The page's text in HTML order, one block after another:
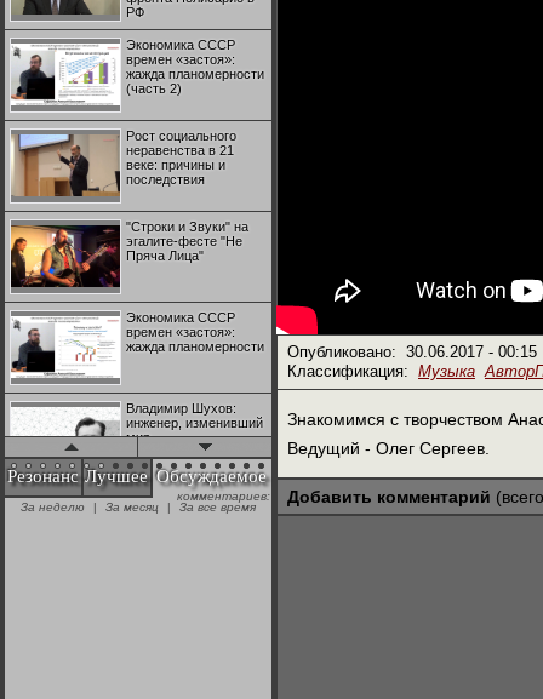
РФ
Экономика СССР
времен «застоя»:
жажда планомерности
(часть 2)
Рост социального
неравенства в 21
веке: причины и
последствия
"Строки и Звуки" на
эгалите-фесте "Не
Пряча Лица"
Экономика СССР
времен «застоя»:
жажда планомерности
Владимир Шухов:
инженер, изменивший
мир
"Аркадий Коц" на
эгалите-фесте "Не
Резонанс Лучшее Обсуждаемое
комментариев:
За неделю
| За месяц | За все время
Опубликовано: 30.06.2017 - 00:15
Классификация: Музыка
Знакомимся с творчеством
Ведущий - Олег Сергеев.
Добавить комментарий